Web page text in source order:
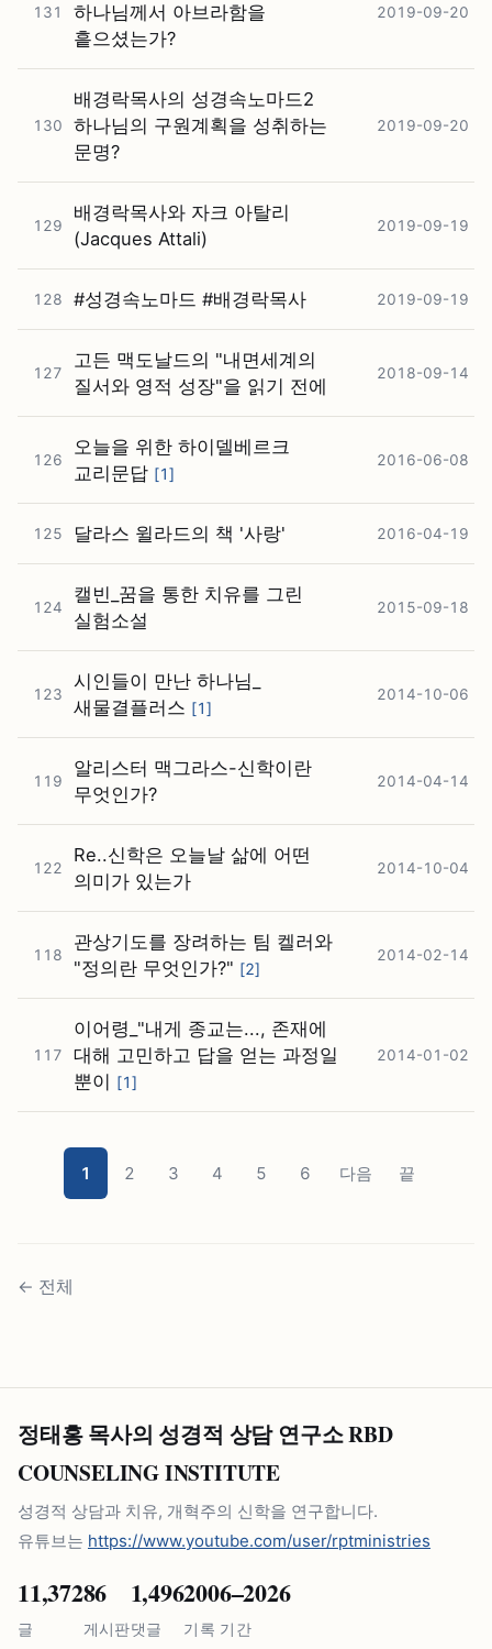
131
하나님께서 아브라함을
흩으셨는가?
2019-09-20
130
배경락목사의 성경속노마드2
하나님의 구원계획을 성취하는
문명?
2019-09-20
129
배경락목사와 자크 아탈리
(Jacques Attali)
2019-09-19
128 #⁠성경속노마드 #⁠배경락목사 2019-09-19
127
고든 맥도날드의 "내면세계의
질서와 영적 성장"을 읽기 전에
2018-09-14
126
오늘을 위한 하이델베르크
교리문답 [1]
2016-06-08
125 달라스 윌라드의 책 '사랑' 2016-04-19
124
캘빈_꿈을 통한 치유를 그린
실험소설
2015-09-18
123
시인들이 만난 하나님_
새물결플러스 [1]
2014-10-06
119
알리스터 맥그라스-신학이란
무엇인가?
2014-04-14
122
Re..신학은 오늘날 삶에 어떤
의미가 있는가
2014-10-04
118
관상기도를 장려하는 팀 켈러와
"정의란 무엇인가?" [2]
2014-02-14
117
이어령_"내게 종교는..., 존재에
대해 고민하고 답을 얻는 과정일
뿐이 [1]
2014-01-02
1 2 3 4 5 6 다음 끝
← 전체
정태홍 목사의 성경적 상담 연구소 RBD
COUNSELING INSTITUTE
성경적 상담과 치유, 개혁주의 신학을 연구합니다.
유튜브는 https://www.youtube.com/user/rptministries
11,372
글
86
게시판
1,496
댓글
2006–2026
기록 기간